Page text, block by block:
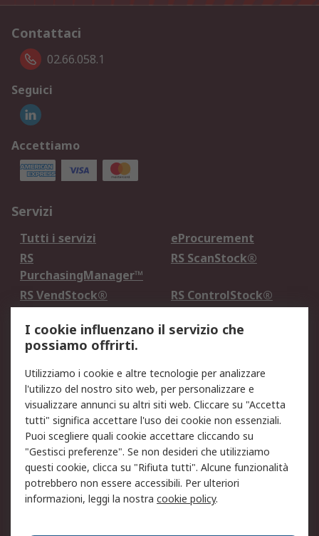
Contattaci
02.66.058.1
Seguici
Accettiamo
Servizi
Tutti i servizi
eProcurement
RS
PurchasingManager™
RS ScanStock®
RS VendStock®
RS ControlStock®
Legale
Informativa Cookie
Informativa Privacy -
Aggiornata
Email Security
Termini d'uso
Condizioni di vendita
Condizioni generali di
servizio
Etica e responsabilità
Chi Siamo
I cookie influenzano il servizio che
possiamo offrirti.
Utilizziamo i cookie e altre tecnologie per analizzare
l'utilizzo del nostro sito web, per personalizzare e
visualizzare annunci su altri siti web. Cliccare su "Accetta
tutti" significa accettare l'uso dei cookie non essenziali.
Puoi scegliere quali cookie accettare cliccando su
"Gestisci preferenze". Se non desideri che utilizziamo
questi cookie, clicca su "Rifiuta tutti". Alcune funzionalità
potrebbero non essere accessibili. Per ulteriori
informazioni, leggi la nostra cookie policy.